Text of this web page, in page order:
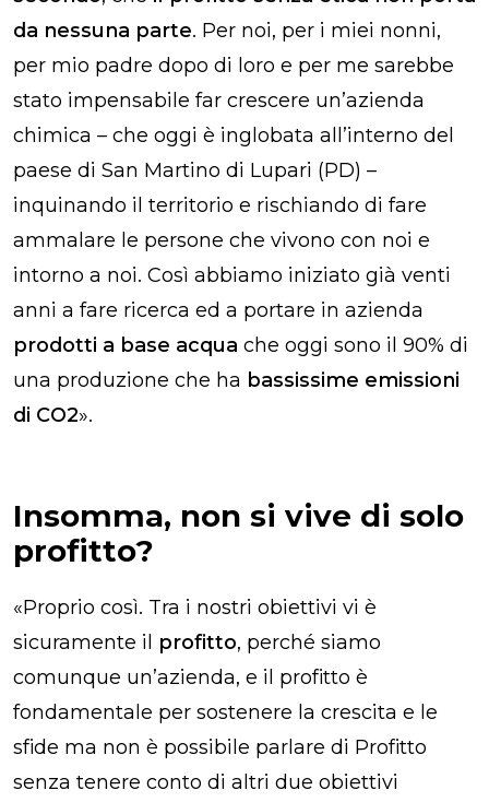
da nessuna parte. Per noi, per i miei nonni,
per mio padre dopo di loro e per me sarebbe
stato impensabile far crescere un’azienda
chimica – che oggi è inglobata all’interno del
paese di San Martino di Lupari (PD) –
inquinando il territorio e rischiando di fare
ammalare le persone che vivono con noi e
intorno a noi. Così abbiamo iniziato già venti
anni a fare ricerca ed a portare in azienda
prodotti a base acqua che oggi sono il 90% di
una produzione che ha bassissime emissioni
di CO2».
Insomma, non si vive di solo
profitto?
«Proprio così. Tra i nostri obiettivi vi è
sicuramente il profitto, perché siamo
comunque un’azienda, e il profitto è
fondamentale per sostenere la crescita e le
sfide ma non è possibile parlare di Profitto
senza tenere conto di altri due obiettivi